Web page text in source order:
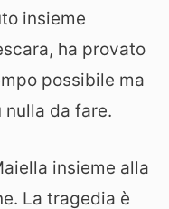
insieme
ha provato
possibile ma
nulla da fare.
insieme alla
La tragedia è